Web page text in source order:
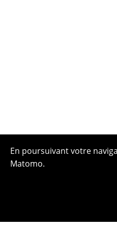
En poursuivant votre
Matomo.